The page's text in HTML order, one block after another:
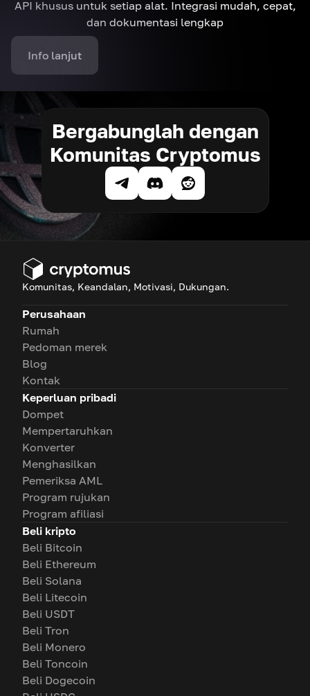
API khusus untuk setiap alat. Integrasi mudah, cepat,
dan dokumentasi lengkap
Info lanjut
Bergabunglah dengan
Komunitas Cryptomus
Komunitas, Keandalan, Motivasi, Dukungan.
Perusahaan
Rumah
Pedoman merek
Blog
Kontak
Keperluan pribadi
Dompet
Mempertaruhkan
Konverter
Menghasilkan
Pemeriksa AML
Program rujukan
Program afiliasi
Beli kripto
Beli Bitcoin
Beli Ethereum
Beli Solana
Beli Litecoin
Beli USDT
Beli Tron
Beli Monero
Beli Toncoin
Beli Dogecoin